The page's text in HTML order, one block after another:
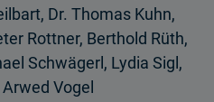
Dr. Thomas Kuhn,
Rottner, Berthold Rüth,
Schwägerl, Lydia Sigl,
Vogel